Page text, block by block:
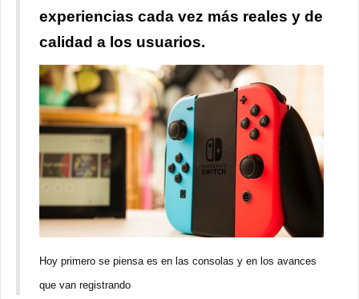
experiencias cada vez más reales y de
calidad a los usuarios.
Hoy primero se piensa es en las consolas y en los avances
que van registrando